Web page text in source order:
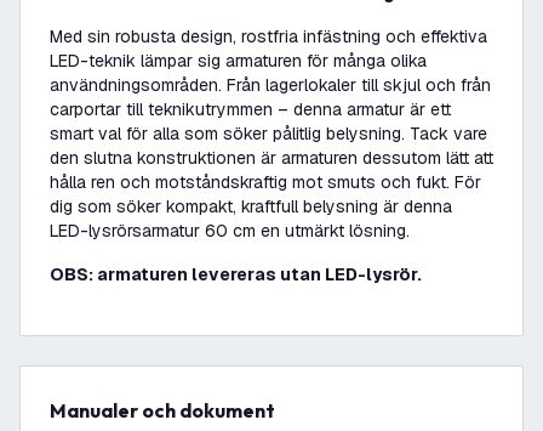
Med sin robusta design, rostfria infästning och effektiva
LED-teknik lämpar sig armaturen för många olika
användningsområden. Från lagerlokaler till skjul och från
carportar till teknikutrymmen – denna armatur är ett
smart val för alla som söker pålitlig belysning. Tack vare
den slutna konstruktionen är armaturen dessutom lätt att
hålla ren och motståndskraftig mot smuts och fukt. För
dig som söker kompakt, kraftfull belysning är denna
LED-lysrörsarmatur 60 cm en utmärkt lösning.
OBS: armaturen levereras utan LED-lysrör.
Manualer och dokument